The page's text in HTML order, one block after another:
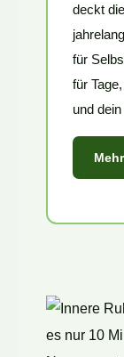
deckt
für
für
und